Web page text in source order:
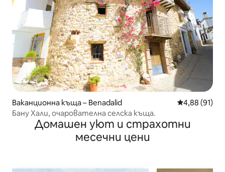
Ваканционна къща – Benadalid Средна
4,88 (91)
Бану Хали, очарователна селска къща.
Домашен уют и страхотни
месечни цени